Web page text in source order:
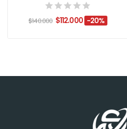
$140.000 $112.000 -20%